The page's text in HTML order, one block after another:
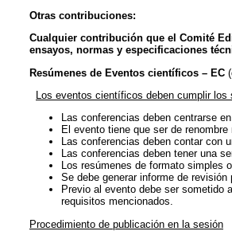
Otras contribuciones:
Cualquier contribución que el Comité
ensayos, normas y especificaciones
Resúmenes de Eventos científicos – EC
Los eventos científicos deben cumplir
Las conferencias deben centrarse
El evento tiene que ser de
Las conferencias deben contar con
Las conferencias deben tener una
Los resúmenes de formato simples
Se debe generar informe de
Previo al evento debe ser sometido
requisitos mencionados.
Procedimiento de publicación en la sesión